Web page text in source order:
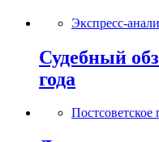
Экспресс-
Судебный
года
Постсоветское